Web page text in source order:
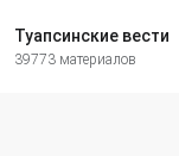
Туапсинские вести
39773 материалов